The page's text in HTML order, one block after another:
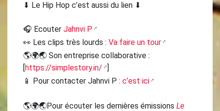
⬇ Le Hip Hop c’est aussi du lien ⬇
🎧 Ecouter Jahnvi P
👀 Les clips très lourds : Va faire un tour
🌎🌍🌏 Son entreprise collaborative :
[https://simplestory.in/ ]
📱 Pour contacter Jahnvi P : c’est ici
🌎🌍🌏Pour écouter les dernières émissions Le